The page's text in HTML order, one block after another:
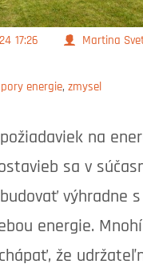
17:26
Martina
energie, zmysel
na
sa v
výhradne
energie.
že